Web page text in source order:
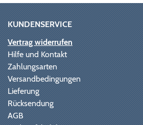
KUNDENSERVICE
Vertrag widerrufen
Hilfe und Kontakt
Zahlungsarten
Versandbedingungen
Lieferung
Rücksendung
AGB